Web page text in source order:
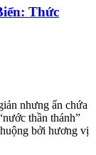
Thức
nhưng ẩn chứa
thần thánh”
bởi hương vị